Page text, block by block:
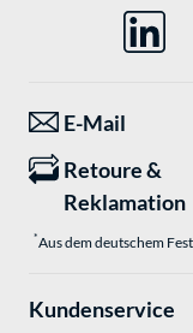
E-Mail
Retoure &
Reklamation
*Aus dem deutschem
Kundenservice